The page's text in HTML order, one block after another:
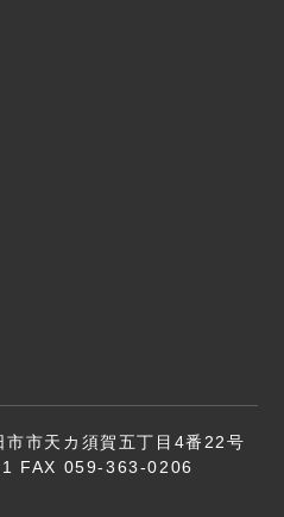
市天カ須賀五丁目4番22号
FAX 059-363-0206